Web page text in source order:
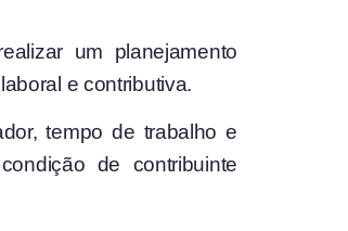
um planejamento
e contributiva.
tempo de trabalho e
de contribuinte